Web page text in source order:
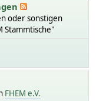
oder sonstigen
Stammtische"
FHEM e.V.